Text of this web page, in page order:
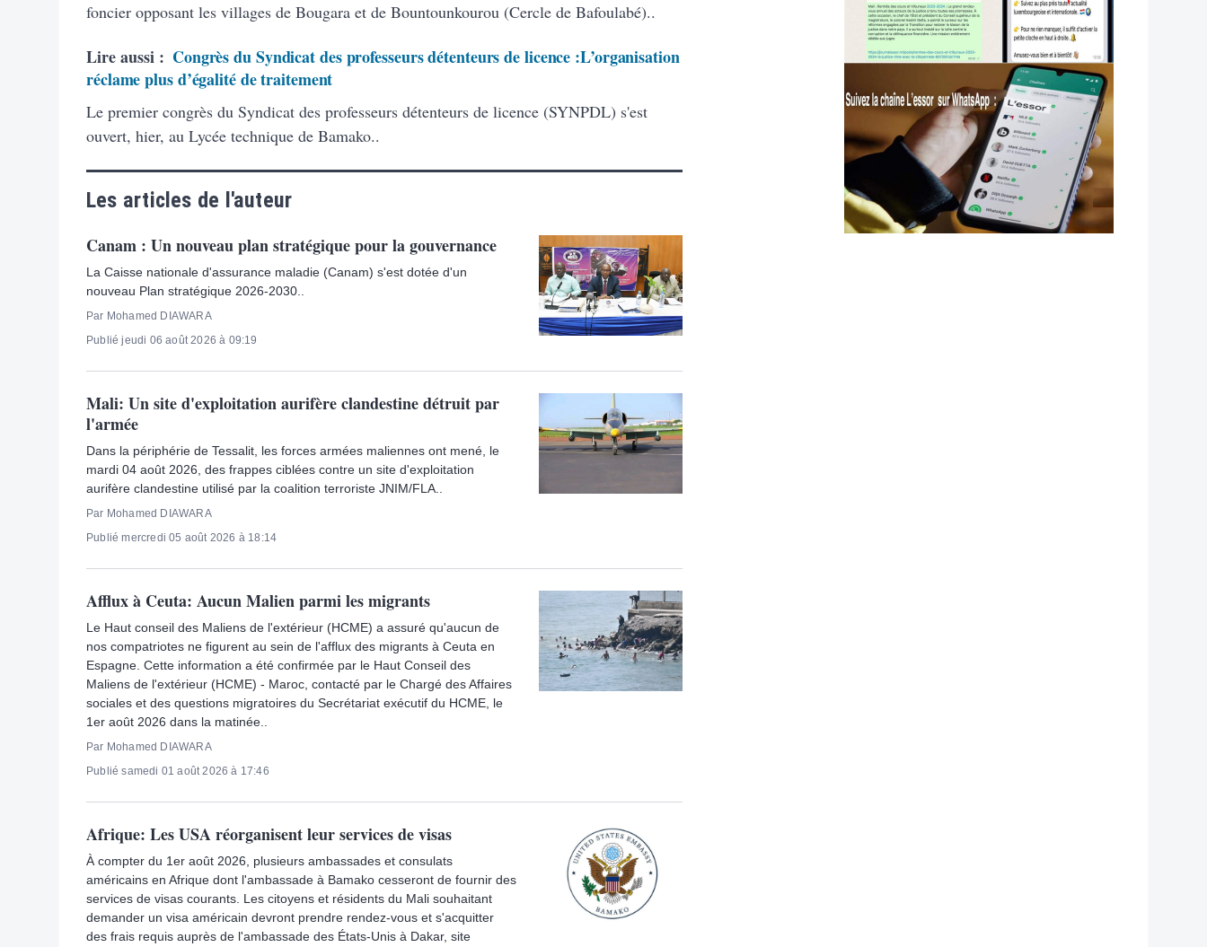
foncier opposant les villages de Bougara et de Bountounkourou (Cercle de Bafoulabé)..
Lire aussi : Congrès du Syndicat des professeurs détenteurs de licence :L’organisation
réclame plus d’égalité de traitement
Le premier congrès du Syndicat des professeurs détenteurs de licence (SYNPDL) s'est
ouvert, hier, au Lycée technique de Bamako..
Les articles de l'auteur
Canam : Un nouveau plan stratégique pour la gouvernance
La Caisse nationale d'assurance maladie (Canam) s'est dotée d'un
nouveau Plan stratégique 2026-2030..
Par Mohamed DIAWARA
Publié jeudi 06 août 2026 à 09:19
Mali: Un site d'exploitation aurifère clandestine détruit par
l'armée
Dans la périphérie de Tessalit, les forces armées maliennes ont mené, le
mardi 04 août 2026, des frappes ciblées contre un site d'exploitation
aurifère clandestine utilisé par la coalition terroriste JNIM/FLA..
Par Mohamed DIAWARA
Publié mercredi 05 août 2026 à 18:14
Afflux à Ceuta: Aucun Malien parmi les migrants
Le Haut conseil des Maliens de l'extérieur (HCME) a assuré qu'aucun de
nos compatriotes ne figurent au sein de l'afflux des migrants à Ceuta en
Espagne. Cette information a été confirmée par le Haut Conseil des
Maliens de l'extérieur (HCME) - Maroc, contacté par le Chargé des Affaires
sociales et des questions migratoires du Secrétariat exécutif du HCME, le
1er août 2026 dans la matinée..
Par Mohamed DIAWARA
Publié samedi 01 août 2026 à 17:46
Afrique: Les USA réorganisent leur services de visas
À compter du 1er août 2026, plusieurs ambassades et consulats
américains en Afrique dont l'ambassade à Bamako cesseront de fournir des
services de visas courants. Les citoyens et résidents du Mali souhaitant
demander un visa américain devront prendre rendez-vous et s'acquitter
des frais requis auprès de l'ambassade des États-Unis à Dakar, site